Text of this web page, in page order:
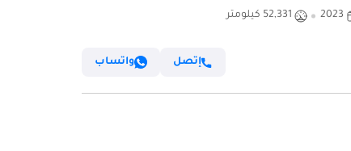
2023 52,331 كيلومتر
إتصل واتساب